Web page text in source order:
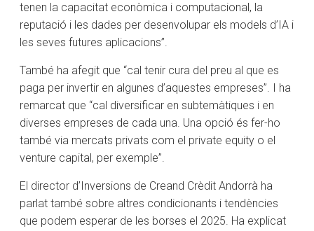
tenen la capacitat econòmica i computacional, la
reputació i les dades per desenvolupar els models d’IA i
les seves futures aplicacions”.
També ha afegit que “cal tenir cura del preu al que es
paga per invertir en algunes d’aquestes empreses”. I ha
remarcat que “cal diversificar en subtemàtiques i en
diverses empreses de cada una. Una opció és fer-ho
també via mercats privats com el private equity o el
venture capital, per exemple”.
El director d’Inversions de Creand Crèdit Andorrà ha
parlat també sobre altres condicionants i tendències
que podem esperar de les borses el 2025. Ha explicat